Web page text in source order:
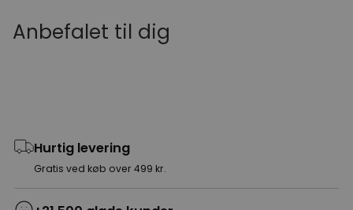
Anbefalet til dig
Hurtig levering
Gratis ved køb over 499 kr.